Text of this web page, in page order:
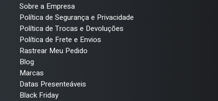
Sobre a Empresa
Política de Segurança e Privacidade
Política de Trocas e Devoluções
Política de Frete e Envios
Rastrear Meu Pedido
Blog
Marcas
Datas Presenteáveis
Black Friday